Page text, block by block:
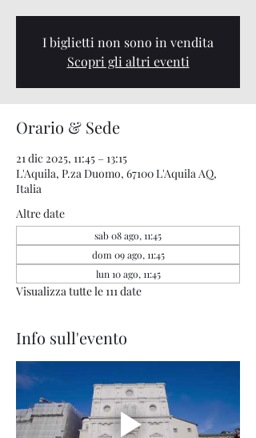
I biglietti non sono in vendita
Scopri gli altri eventi
Orario & Sede
21 dic 2025, 11:45 – 13:15
L'Aquila, P.za Duomo, 67100 L'Aquila AQ,
Italia
Altre date
sab 08 ago, 11:45
dom 09 ago, 11:45
lun 10 ago, 11:45
Visualizza tutte le 111 date
Info sull'evento